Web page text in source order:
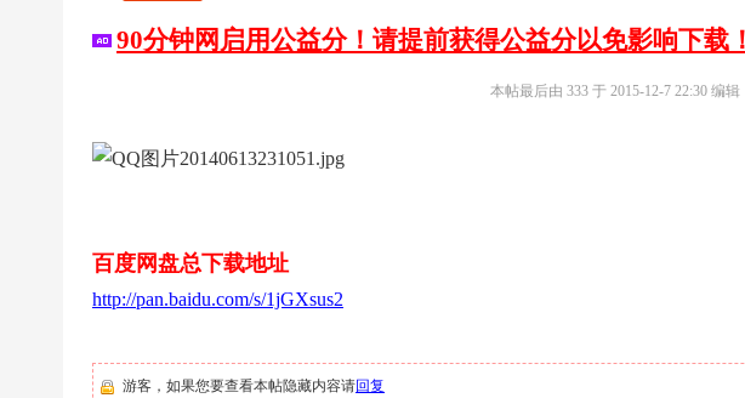
90分钟网启用公益分！请提前获得公益分以免影响下载
本帖最后由 333 于 2015-12-7 22:30 编辑
百度网盘总下载地址
http://pan.baidu.com/s/1jGXsus2
游客，如果您要查看本帖隐藏内容请回复